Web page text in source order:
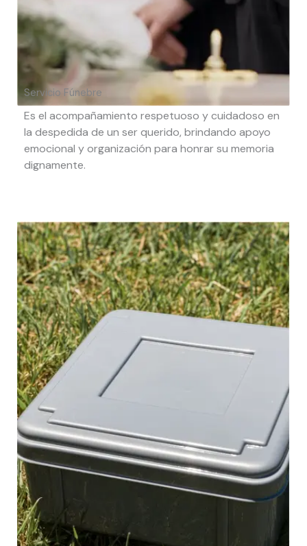
Servicio Fúnebre
Es el acompañamiento respetuoso y cuidadoso en
la despedida de un ser querido, brindando apoyo
emocional y organización para honrar su memoria
dignamente.